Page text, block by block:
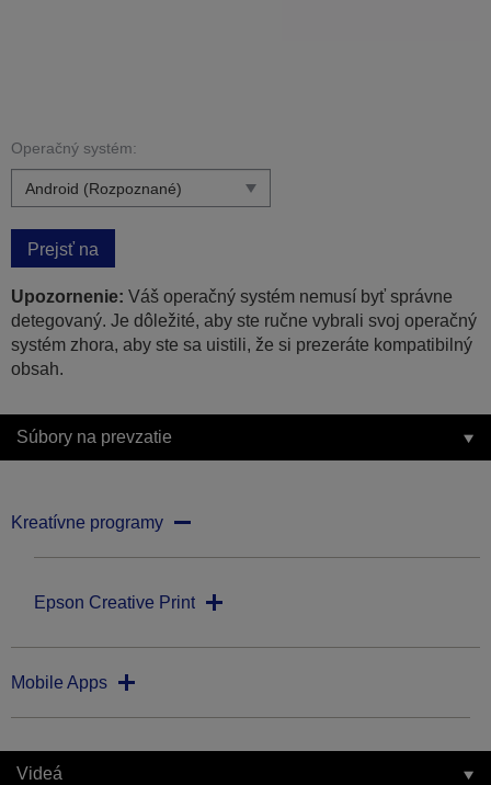
Operačný systém:
Prejsť na
Upozornenie: Váš operačný systém nemusí byť správne
detegovaný. Je dôležité, aby ste ručne vybrali svoj operačný
systém zhora, aby ste sa uistili, že si prezeráte kompatibilný
obsah.
Súbory na prevzatie
Kreatívne programy
Epson Creative Print
Mobile Apps
Videá